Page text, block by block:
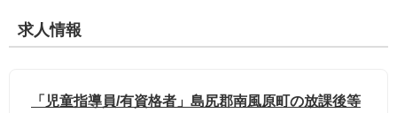
求人情報
「児童指導員/有資格者」島尻郡南風原町の放課後等